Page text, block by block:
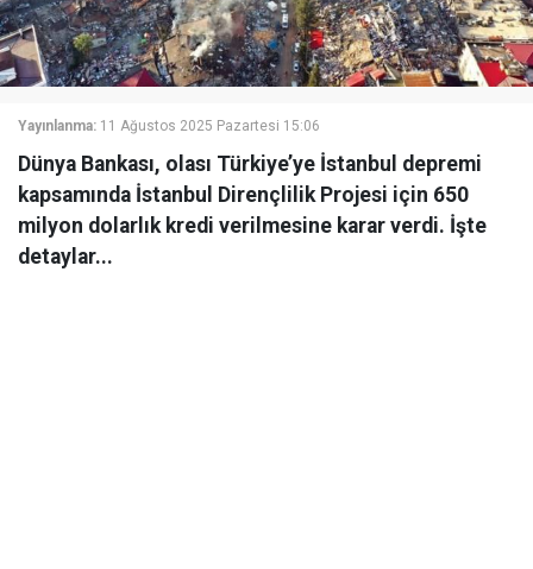
Yayınlanma: 11 Ağustos 2025 Pazartesi 15:06
Dünya Bankası, olası Türkiye’ye İstanbul depremi
kapsamında İstanbul Dirençlilik Projesi için 650
milyon dolarlık kredi verilmesine karar verdi. İşte
detaylar...